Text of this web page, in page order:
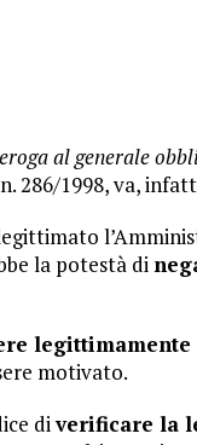
al generale
286/1998, va,
la potestà di
legittimamente
motivato.
diverificare la